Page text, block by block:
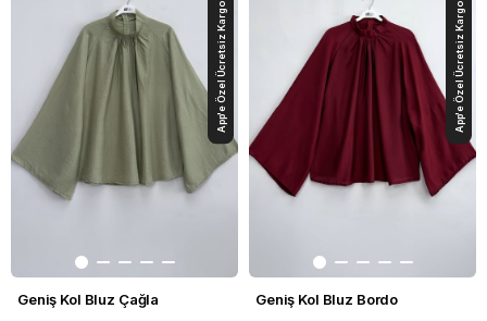
Geniş Kol Bluz Çağla
App'e Özel Ücretsiz Kargo
Geniş Kol Bluz Bordo
App'e Özel Ücretsiz Kargo